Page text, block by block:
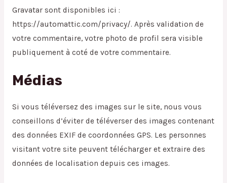
Gravatar sont disponibles ici :
https://automattic.com/privacy/. Après validation de
votre commentaire, votre photo de profil sera visible
publiquement à coté de votre commentaire.
Médias
Si vous téléversez des images sur le site, nous vous
conseillons d’éviter de téléverser des images contenant
des données EXIF de coordonnées GPS. Les personnes
visitant votre site peuvent télécharger et extraire des
données de localisation depuis ces images.